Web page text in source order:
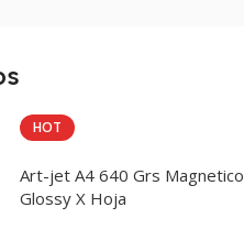
HOT
Art-jet A4 640 Grs Magnetico
Glossy X Hoja